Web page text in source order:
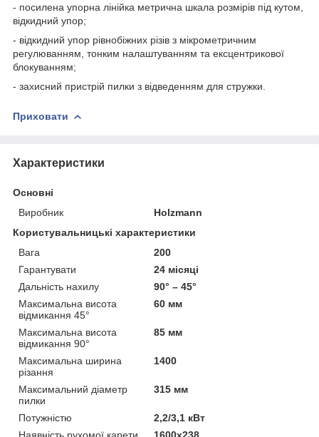
- посилена упорна лінійка метрична шкала розмірів під кутом,
відкидний упор;
- відкидний упор рівнобіжних різів з мікрометричним
регулюванням, тонким налаштуванням та ексцентрикової
блокуванням;
- захисний пристрій пилки з відведенням для стружки.
Приховати
Характеристики
Основні
Виробник
Holzmann
Користувальницькі характеристики
Вага
200
Гарантувати
24 місяці
Дальність нахилу
90° – 45°
Максимальна висота
відмикання 45°
60 мм
Максимальна висота
відмикання 90°
85 мм
Максимальна ширина
різання
1400
Максимальний діаметр
пилки
315 мм
Потужністю
2,2/3,1 кВт
Наявність рухомої карети
1600x238